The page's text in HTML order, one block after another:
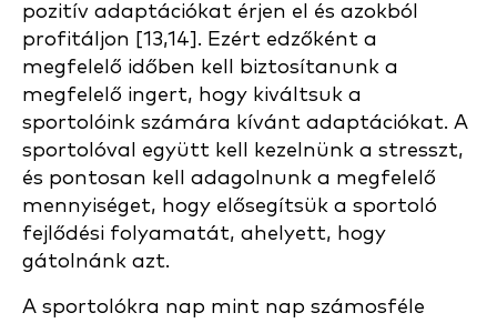
pozitív adaptációkat érjen el és azokból
profitáljon [13,14]. Ezért edzőként a
megfelelő időben kell biztosítanunk a
megfelelő ingert, hogy kiváltsuk a
sportolóink számára kívánt adaptációkat. A
sportolóval együtt kell kezelnünk a stresszt,
és pontosan kell adagolnunk a megfelelő
mennyiséget, hogy elősegítsük a sportoló
fejlődési folyamatát, ahelyett, hogy
gátolnánk azt.
A sportolókra nap mint nap számosféle